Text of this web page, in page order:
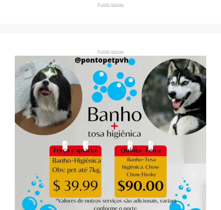
Publicidade
Publicidade